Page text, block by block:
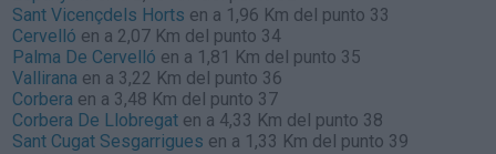
Sant Vicençdels Horts en a 1,96 Km del punto 33
Cervelló en a 2,07 Km del punto 34
Palma De Cervelló en a 1,81 Km del punto 35
Vallirana en a 3,22 Km del punto 36
Corbera en a 3,48 Km del punto 37
Corbera De Llobregat en a 4,33 Km del punto 38
Sant Cugat Sesgarrigues en a 1,33 Km del punto 39